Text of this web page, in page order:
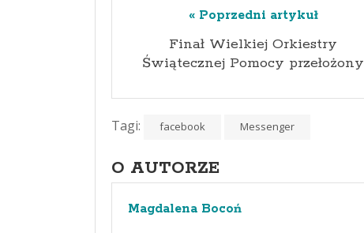
« Poprzedni artykuł
Finał Wielkiej Orkiestry
Świątecznej Pomocy przełożony
Tagi: facebook Messenger
O AUTORZE
Magdalena Bocoń